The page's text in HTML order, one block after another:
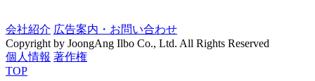
会社紹介 広告案内・お問い合わせ
Copyright by JoongAng Ilbo Co., Ltd. All Rights Reserved
個人情報 著作権
TOP